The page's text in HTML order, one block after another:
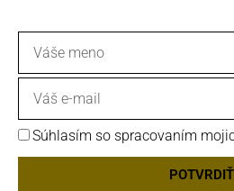
GDPRSúhlasím so spracovaním
POTVRDIŤ